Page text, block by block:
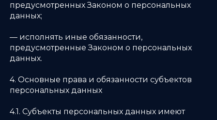
предусмотренных Законом о персональных
данных;
— исполнять иные обязанности,
предусмотренные Законом о персональных
данных.
4. Основные права и обязанности субъектов
персональных данных
4.1. Субъекты персональных данных имеют